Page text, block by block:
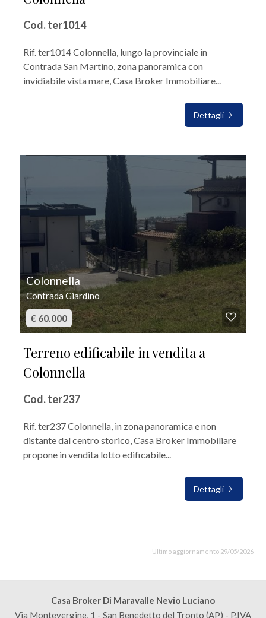
Cod. ter1014
Rif. ter1014 Colonnella, lungo la provinciale in
Contrada San Martino, zona panoramica con
invidiabile vista mare, Casa Broker Immobiliare...
Dettagli
Colonnella
Contrada Giardino
€ 60.000
Terreno edificabile in vendita a
Colonnella
Cod. ter237
Rif. ter237 Colonnella, in zona panoramica e non
distante dal centro storico, Casa Broker Immobiliare
propone in vendita lotto edificabile...
Dettagli
Ultimo aggiornamento 29/05/2026
Casa Broker Di Maravalle Nevio Luciano
Via Montevergine, 1 - San Benedetto del Tronto (AP) - P.IVA